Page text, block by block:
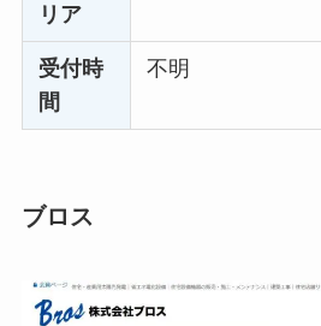
リア
受付時
間
不明
ブロス